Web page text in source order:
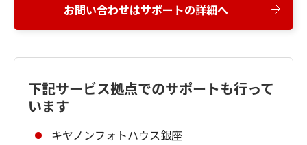
お問い合わせはサポートの詳細へ
下記サービス拠点でのサポートも行って
います
キヤノンフォトハウス銀座